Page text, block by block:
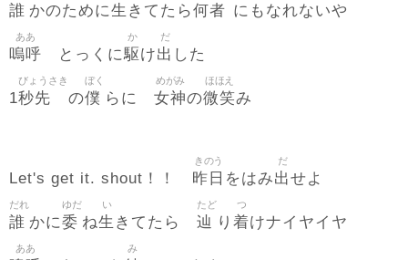
誰 かのために生 きてたら何者 にもなれないや
嗚呼
ああ
とっくに駆
か
け出
だ
した
1秒先
びょうさき
の僕
ぼく
らに 女神
めがみ
の微笑
ほほえ
み
Let's get it. shout！！ 昨日
きのう
をはみ出
だ
せよ
誰
だれ
かに委
ゆだ
ね生
い
きてたら 辿
たど
り 着
つ
けナイヤイヤ
ああ み